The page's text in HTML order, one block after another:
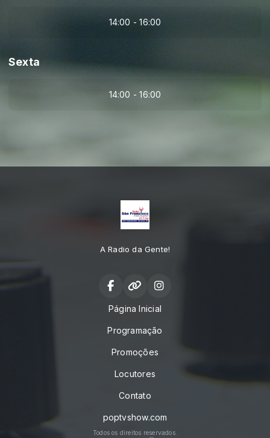
14:00 - 16:00
Sexta
14:00 - 16:00
A Radio da Gente!
Página Inicial
Programação
Promoções
Locutores
Contato
poptvshow.com
Todos os direitos reservados.